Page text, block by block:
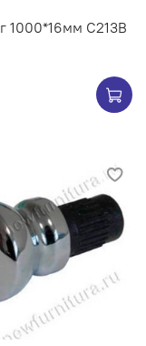
1000*16мм C213B